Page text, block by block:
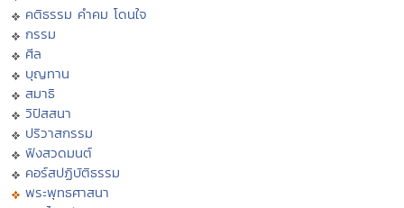
คติธรรม คำคม โดนใจ
กรรม
ศีล
บุญทาน
สมาธิ
วิปัสสนา
ปริวาสกรรม
ฟังสวดมนต์
คอร์สปฏิบัติธรรม
พระพุทธศาสนา